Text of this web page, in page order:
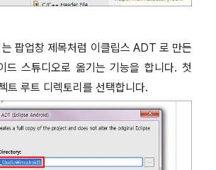
는 팝업창 제목처럼 이클립스 ADT 로 만든
드 스튜디오로 옮기는 기능을 합니다. 첫
트 루트 디렉토리를 선택합니다.